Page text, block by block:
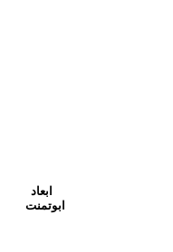
ابعاد
ابوتمنت